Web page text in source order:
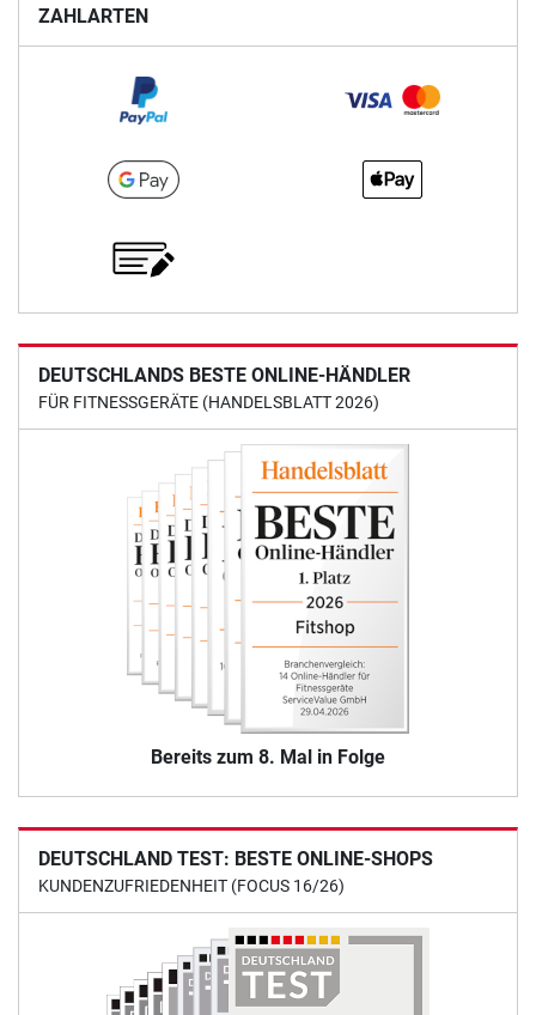
ZAHLARTEN
DEUTSCHLANDS BESTE ONLINE-HÄNDLER
FÜR FITNESSGERÄTE (HANDELSBLATT 2026)
Bereits zum 8. Mal in Folge
DEUTSCHLAND TEST: BESTE ONLINE-SHOPS
KUNDENZUFRIEDENHEIT (FOCUS 16/26)